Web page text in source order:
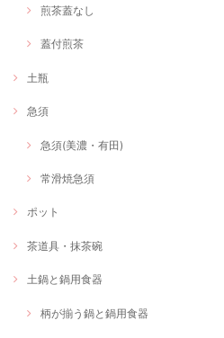
煎茶蓋なし
蓋付煎茶
土瓶
急須
急須(美濃・有田)
常滑焼急須
ポット
茶道具・抹茶碗
土鍋と鍋用食器
柄が揃う鍋と鍋用食器